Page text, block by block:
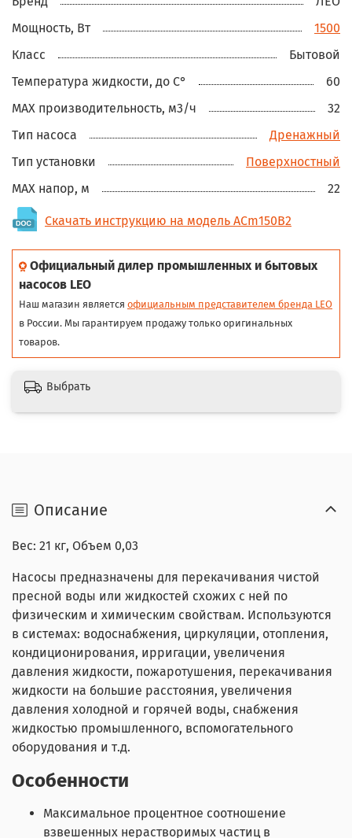
Мощность, Вт
1500
Класс
Бытовой
Температура жидкости, до С°
60
MAX производительность, м3/ч
32
Тип насоса
Дренажный
Тип установки
Поверхностный
MAX напор, м
22
Скачать инструкцию на модель ACm150B2
Официальный дилер промышленных и бытовых
насосов LEO
Наш магазин является официальным представителем бренда LEO
в России. Мы гарантируем продажу только оригинальных
товаров.
Выбрать
Описание
Вес: 21 кг, Объем 0,03
Насосы предназначены для перекачивания чистой
пресной воды или жидкостей схожих с ней по
физическим и химическим свойствам. Используются
в системах: водоснабжения, циркуляции, отопления,
кондиционирования, ирригации, увеличения
давления жидкости, пожаротушения, перекачивания
жидкости на большие расстояния, увеличения
давления холодной и горячей воды, снабжения
жидкостью промышленного, вспомогательного
оборудования и т.д.
Особенности
Максимальное процентное соотношение
взвешенных нерастворимых частиц в